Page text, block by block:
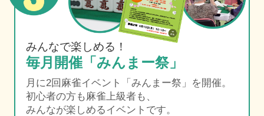
みんなで楽しめる！
毎月開催「みんまー祭」
月に2回麻雀イベント「みんまー祭」を開催。
初心者の方も麻雀上級者も、
みんなが楽しめるイベントです。